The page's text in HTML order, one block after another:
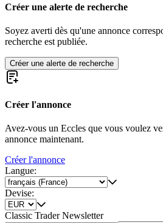
Créer une alerte de recherche
Soyez averti dès qu'une annonce
recherche est publiée.
Créer une alerte de recherche
Créer l'annonce
Avez-vous un Eccles que vous voulez
annonce maintenant.
Créer l'annonce
Langue:
Devise:
Classic Trader Newsletter